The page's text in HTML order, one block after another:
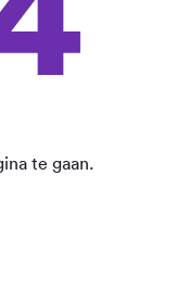
te gaan.